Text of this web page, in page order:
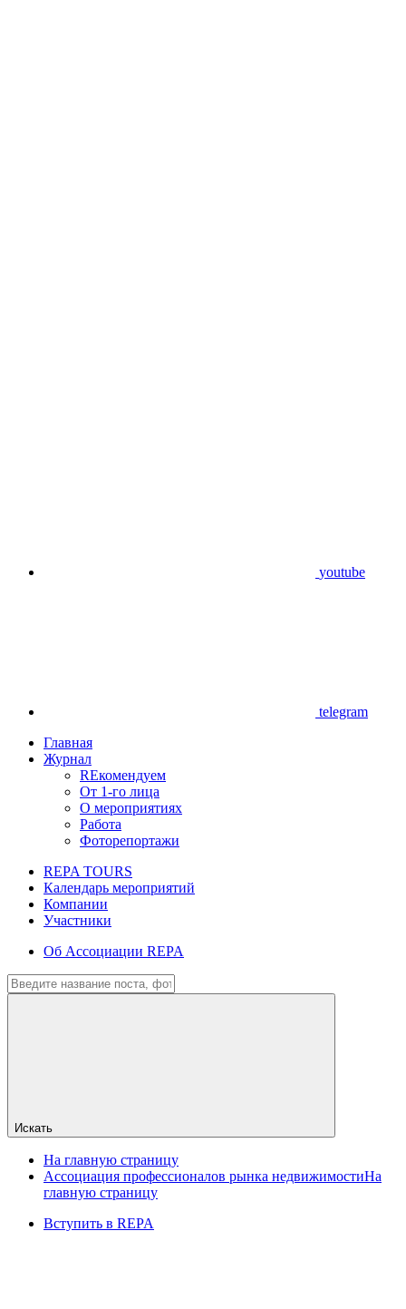
youtube
telegram
Главная
Журнал
REкомендуем
От 1-го лица
О мероприятиях
Работа
Фоторепортажи
REPA TOURS
Календарь мероприятий
Компании
Участники
Об Ассоциации REPA
Искать
На главную страницу
Ассоциация профессионалов рынка недвижимостиНа
главную страницу
Вступить в REPA